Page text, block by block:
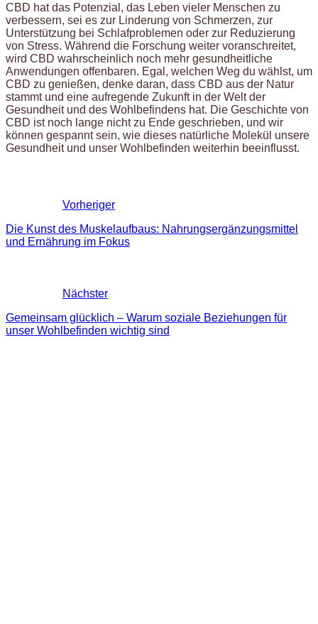
CBD hat das Potenzial, das Leben vieler Menschen zu
verbessern, sei es zur Linderung von Schmerzen, zur
Unterstützung bei Schlafproblemen oder zur Reduzierung
von Stress. Während die Forschung weiter voranschreitet,
wird CBD wahrscheinlich noch mehr gesundheitliche
Anwendungen offenbaren. Egal, welchen Weg du wählst, um
CBD zu genießen, denke daran, dass CBD aus der Natur
stammt und eine aufregende Zukunft in der Welt der
Gesundheit und des Wohlbefindens hat. Die Geschichte von
CBD ist noch lange nicht zu Ende geschrieben, und wir
können gespannt sein, wie dieses natürliche Molekül unsere
Gesundheit und unser Wohlbefinden weiterhin beeinflusst.
Vorheriger
Die Kunst des Muskelaufbaus: Nahrungsergänzungsmittel
und Ernährung im Fokus
Nächster
Gemeinsam glücklich – Warum soziale Beziehungen für
unser Wohlbefinden wichtig sind